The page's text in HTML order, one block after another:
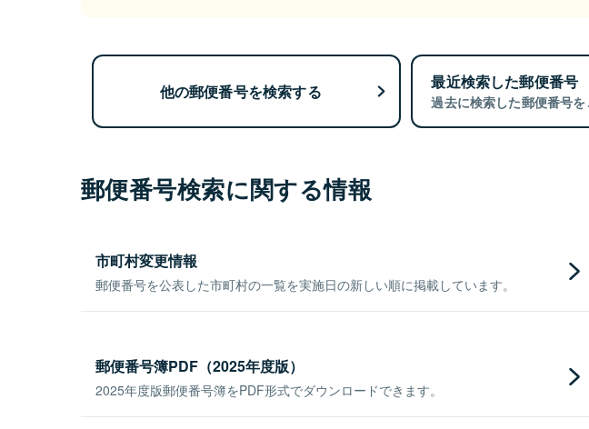
他の郵便番号を検索する 最近検索した郵便番号
過去に検索した郵便番号を
郵便番号検索に関する情報
市町村変更情報
郵便番号を公表した市町村の一覧を実施日の新しい順に掲載しています。
郵便番号簿PDF（2025年度版）
2025年度版郵便番号簿をPDF形式でダウンロードできます。